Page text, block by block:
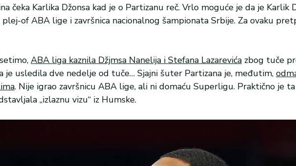
čeka Karlika Džonsa kad je o Partizanu reč. Vrlo moguće je da je Karlik
of ABA lige i završnica nacionalnog šampionata Srbije. Za ovaku
ABA liga kaznila Džjmsa Nanelija i Stefana Lazarevića zbog tuče
je usledila dve nedelje od tuče… Sjajni šuter Partizana je, međutim,
. Nije igrao završnicu ABA lige, ali ni domaću Superligu. Praktično je
„izlaznu vizu“ iz Humske.